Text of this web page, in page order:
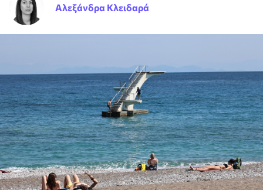
Αλεξάνδρα Κλειδαρά